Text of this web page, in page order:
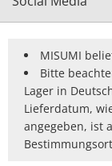
MISUMI
Bitte
Lager in
Lieferdatum,
angegeben, ist